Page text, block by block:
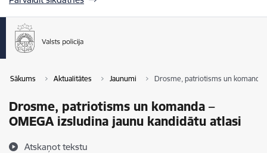
Sākums Aktualitātes Jaunumi Drosme, patriotisms un komanda
Drosme, patriotisms un komanda –
OMEGA izsludina jaunu kandidātu atlasi
Atskaņot tekstu